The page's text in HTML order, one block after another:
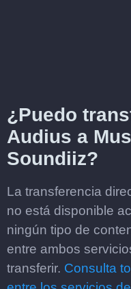
¿Puedo
Audius a
Soundiiz?
La transferencia
no está disponible
ningún tipo de
entre ambos
transferir. Consulta